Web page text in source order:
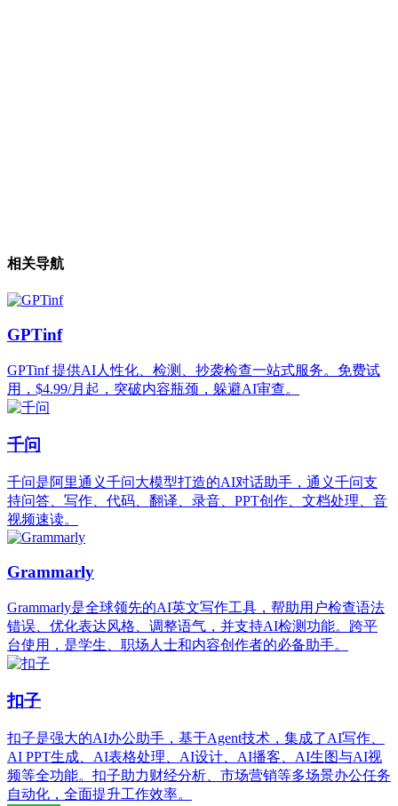
相关导航
GPTinf
GPTinf 提供AI人性化、检测、抄袭检查一站式服务。免费试
用，$4.99/月起，突破内容瓶颈，躲避AI审查。
千问
千问是阿里通义千问大模型打造的AI对话助手，通义千问支
持问答、写作、代码、翻译、录音、PPT创作、文档处理、音
视频速读。
Grammarly
Grammarly是全球领先的AI英文写作工具，帮助用户检查语法
错误、优化表达风格、调整语气，并支持AI检测功能。跨平
台使用，是学生、职场人士和内容创作者的必备助手。
扣子
扣子是强大的AI办公助手，基于Agent技术，集成了AI写作、
AI PPT生成、AI表格处理、AI设计、AI播客、AI生图与AI视
频等全功能。扣子助力财经分析、市场营销等多场景办公任务
自动化，全面提升工作效率。